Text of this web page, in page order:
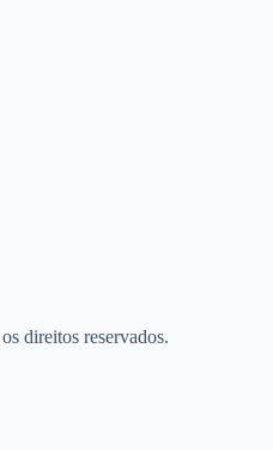
direitos reservados.